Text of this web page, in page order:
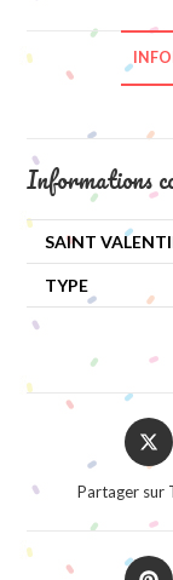
Informations
SAINT
TYPE
Opens
in
new
window
Partager sur
Opens